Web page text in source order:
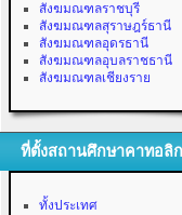
สังฆมณฑลราชบุรี
สังฆมณฑลสุราษฎร์ธานี
สังฆมณฑลอุดรธานี
สังฆมณฑลอุบลราชธานี
สังฆมณฑลเชียงราย
ที่ตั้งสถานศึกษาคาทอลิก
ทั้งประเทศ